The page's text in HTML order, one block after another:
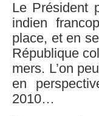
Le Président
indien
place, et en
République
mers. L’on
en
2010…